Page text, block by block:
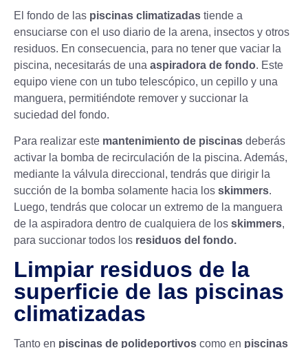
El fondo de las piscinas climatizadas tiende a
ensuciarse con el uso diario de la arena, insectos y otros
residuos. En consecuencia, para no tener que vaciar la
piscina, necesitarás de una aspiradora de fondo. Este
equipo viene con un tubo telescópico, un cepillo y una
manguera, permitiéndote remover y succionar la
suciedad del fondo.
Para realizar este mantenimiento de piscinas deberás
activar la bomba de recirculación de la piscina. Además,
mediante la válvula direccional, tendrás que dirigir la
succión de la bomba solamente hacia los skimmers.
Luego, tendrás que colocar un extremo de la manguera
de la aspiradora dentro de cualquiera de los skimmers,
para succionar todos los residuos del fondo.
Limpiar residuos de la
superficie de las piscinas
climatizadas
Tanto en piscinas de polideportivos como en piscinas